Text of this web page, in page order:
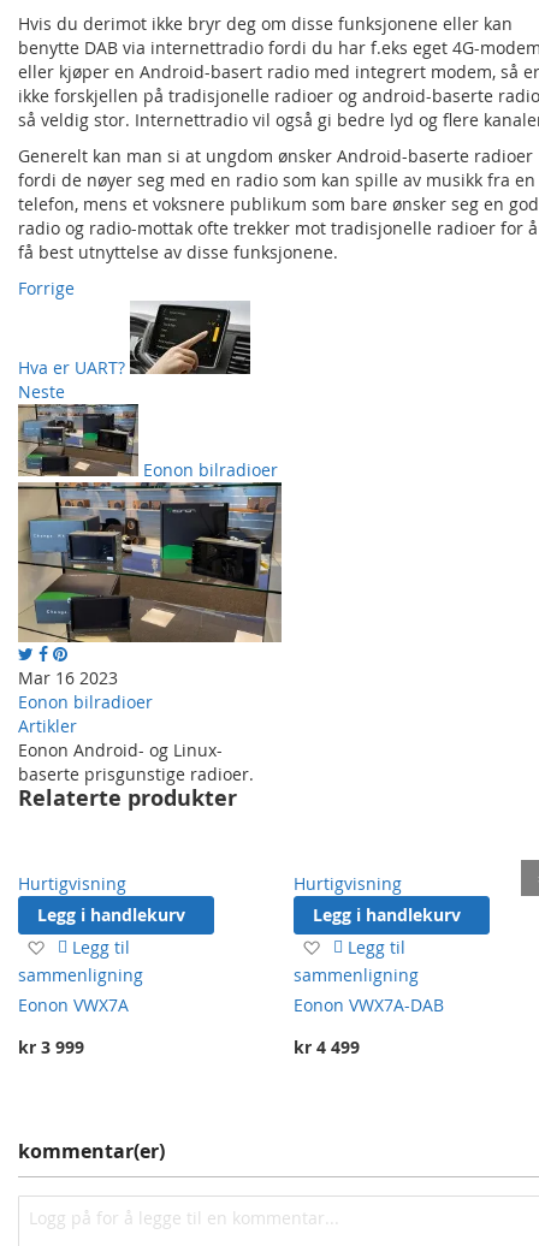
Hvis du derimot ikke bryr deg om disse funksjonene eller kan
benytte DAB via internettradio fordi du har f.eks eget 4G-
eller kjøper en Android-basert radio med integrert modem, så er
ikke forskjellen på tradisjonelle radioer og android-baserte
så veldig stor. Internettradio vil også gi bedre lyd og flere
Generelt kan man si at ungdom ønsker Android-baserte radioer
fordi de nøyer seg med en radio som kan spille av musikk fra en
telefon, mens et voksnere publikum som bare ønsker seg en god
radio og radio-mottak ofte trekker mot tradisjonelle radioer for å
få best utnyttelse av disse funksjonene.
Forrige
Hva er UART?
Neste
Eonon bilradioer
Mar 16 2023
Eonon bilradioer
Artikler
Eonon Android- og Linux-
baserte prisgunstige radioer.
Relaterte produkter
Hurtigvisning
Legg i handlekurv
Legg
til
ønskeliste
Legg til
sammenligning
Eonon VWX7A
kr 3 999
Hurtigvisning
Legg i handlekurv
Legg
til
ønskeliste
Legg til
sammenligning
Eonon VWX7A-DAB
kr 4 499
kommentar(er)